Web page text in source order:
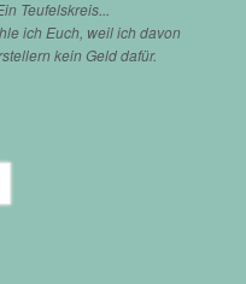
Teufelskreis...
ich Euch, weil ich davon
kein Geld dafür.